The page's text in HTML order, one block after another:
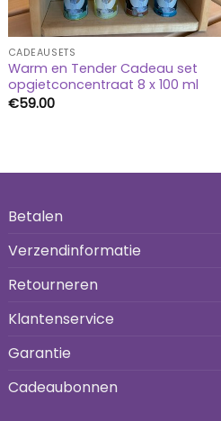
CADEAUSETS
Warm en Tender Cadeau set
opgietconcentraat 8 x 100 ml
€59.00
Betalen
Verzendinformatie
Retourneren
Klantenservice
Garantie
Cadeaubonnen